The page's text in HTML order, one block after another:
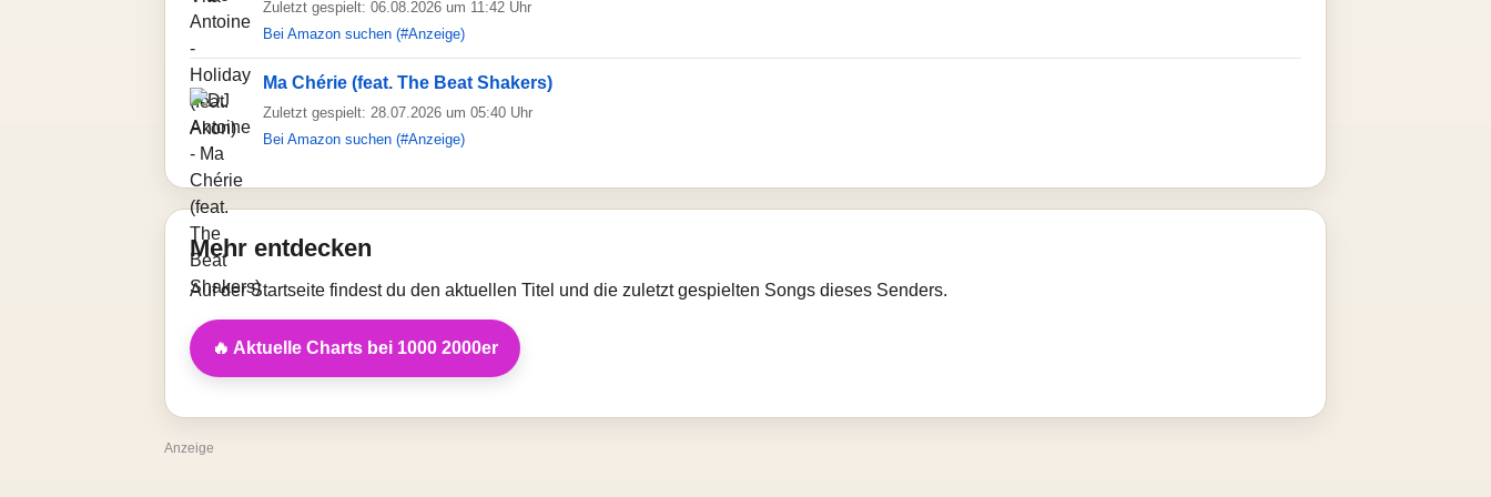
Zuletzt gespielt: 06.08.2026 um 11:42 Uhr
Bei Amazon suchen (#Anzeige)
Ma Chérie (feat. The Beat Shakers)
Zuletzt gespielt: 28.07.2026 um 05:40 Uhr
Bei Amazon suchen (#Anzeige)
Mehr entdecken
Auf der Startseite findest du den aktuellen Titel und die zuletzt gespielten Songs dieses Senders.
🔥 Aktuelle Charts bei 1000 2000er
Anzeige